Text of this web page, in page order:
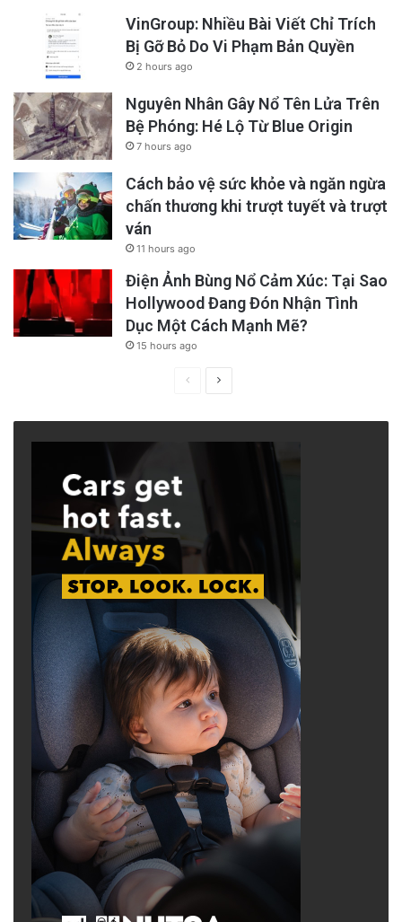
VinGroup: Nhiều Bài Viết Chỉ Trích
Bị Gỡ Bỏ Do Vi Phạm Bản Quyền
2 hours ago
Nguyên Nhân Gây Nổ Tên Lửa Trên
Bệ Phóng: Hé Lộ Từ Blue Origin
7 hours ago
Cách bảo vệ sức khỏe và ngăn ngừa
chấn thương khi trượt tuyết và trượt
ván
11 hours ago
Điện Ảnh Bùng Nổ Cảm Xúc: Tại Sao
Hollywood Đang Đón Nhận Tình
Dục Một Cách Mạnh Mẽ?
15 hours ago
PreviousNext